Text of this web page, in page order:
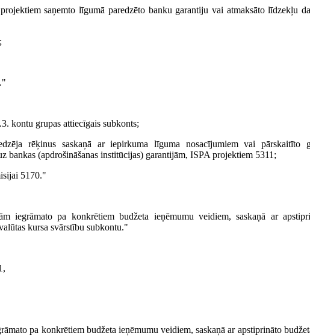
saņemto līgumā paredzēto banku garantiju vai atmaksāto līdzekļu
kontu grupas attiecīgais subkonts;
rēķinus saskaņā ar iepirkuma līguma nosacījumiem vai pārskaitīto
bankas (apdrošināšanas institūcijas) garantijām, ISPA projektiem 5311;
5170."
iegrāmato pa konkrētiem budžeta ieņēmumu veidiem, saskaņā ar
kursa svārstību subkontu."
pa konkrētiem budžeta ieņēmumu veidiem, saskaņā ar apstiprināto